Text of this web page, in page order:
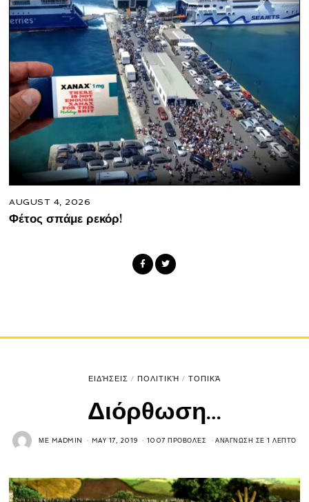
AUGUST 4, 2026
Φέτος σπάμε ρεκόρ!
ΕΙΔΉΣΕΙΣ / ΠΟΛΙΤΙΚΉ / ΤΟΠΙΚΆ
Διόρθωση…
ΜΕ MADMIN MAY 17, 2019 1007 ΠΡΟΒΟΛΈΣ ΑΝΆΓΝΩΣΗ ΣΕ 1 ΛΕΠΤΌ